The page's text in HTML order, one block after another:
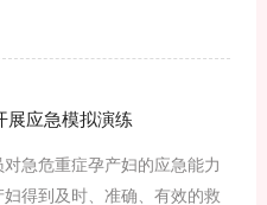
展应急模拟演练
急危重症孕产妇的应急能力
得到及时、准确、有效的救